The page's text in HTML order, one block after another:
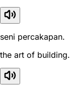
seni percakapan.
the art of building.